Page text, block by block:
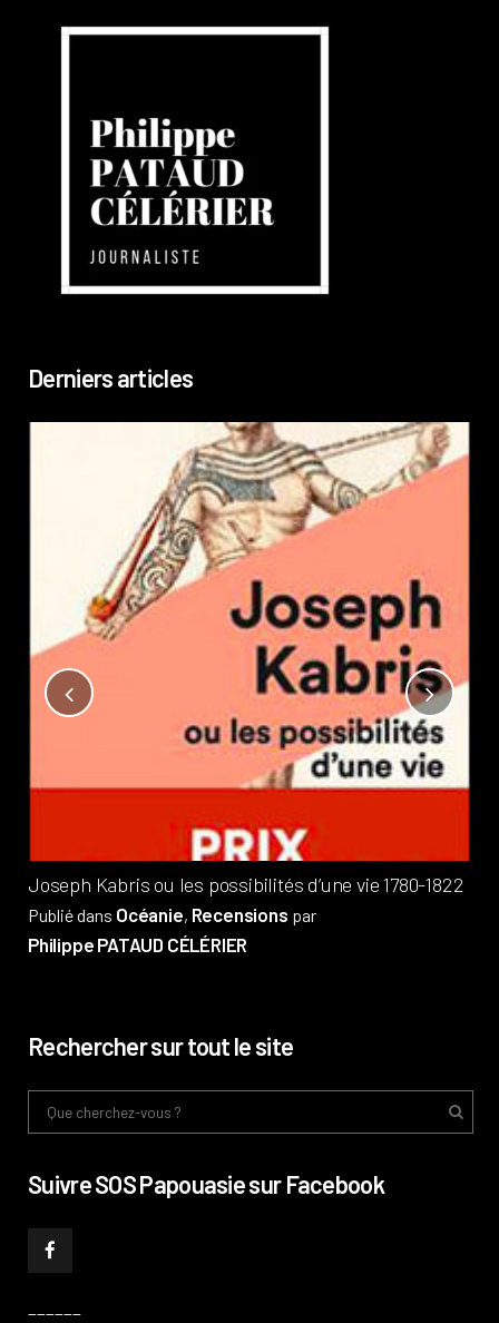
Derniers articles
Joseph Kabris ou les possibilités d’une vie 1780-1822
Publié dans Océanie, Recensions par
Philippe PATAUD CÉLÉRIER
Rechercher sur tout le site
Suivre SOS Papouasie sur Facebook